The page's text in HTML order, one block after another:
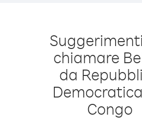
chiamare
da
Congo